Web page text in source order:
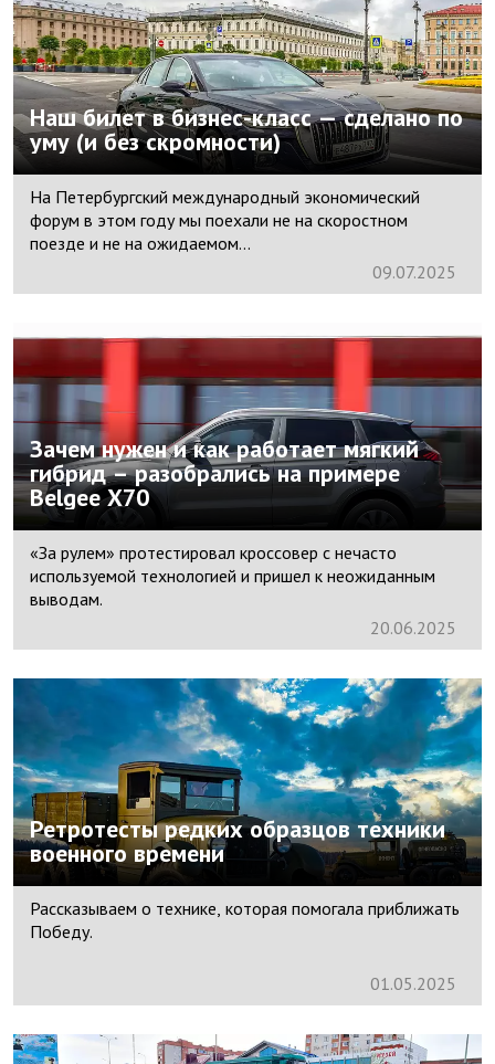
Наш билет в бизнес-класс — сделано по
уму (и без скромности)
На Петербургский международный экономический
форум в этом году мы поехали не на скоростном
поезде и не на ожидаемом...
09.07.2025
Зачем нужен и как работает мягкий
гибрид – разобрались на примере
Belgee X70
«За рулем» протестировал кроссовер с нечасто
используемой технологией и пришел к неожиданным
выводам.
20.06.2025
Ретротесты редких образцов техники
военного времени
Рассказываем о технике, которая помогала приближать
Победу.
01.05.2025